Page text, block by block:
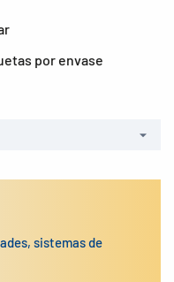
por envase
sistemas de